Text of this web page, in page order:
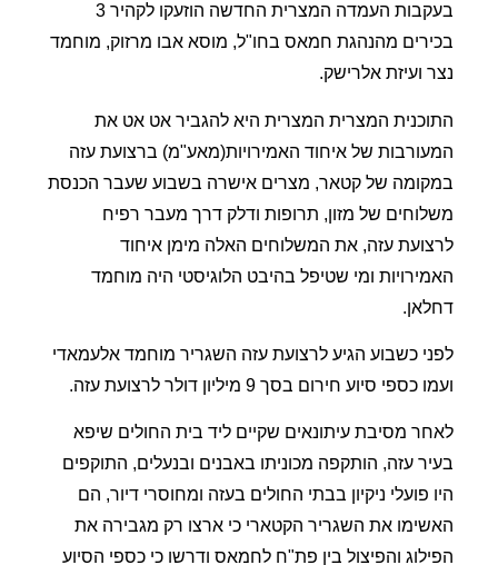
בעקבות העמדה המצרית החדשה הוזעקו לקהיר 3
בכירים מהנהגת חמאס בחו"ל, מוסא אבו מרזוק, מוחמד
נצר ועיזת אלרישק.
התוכנית המצרית המצרית היא להגביר אט אט את
המעורבות של איחוד האמירויות(מאע"מ) ברצועת עזה
במקומה של קטאר, מצרים אישרה בשבוע שעבר הכנסת
משלוחים של מזון, תרופות ודלק דרך מעבר רפיח
לרצועת עזה, את המשלוחים האלה מימן איחוד
האמירויות ומי שטיפל בהיבט הלוגיסטי היה מוחמד
דחלאן.
לפני כשבוע הגיע לרצועת עזה השגריר מוחמד אלעמאדי
ועמו כספי סיוע חירום בסך 9 מיליון דולר לרצועת עזה.
לאחר מסיבת עיתונאים שקיים ליד בית החולים שיפא
בעיר עזה, הותקפה מכוניתו באבנים ובנעלים, התוקפים
היו פועלי ניקיון בבתי החולים בעזה ומחוסרי דיור, הם
האשימו את השגריר הקטארי כי ארצו רק מגבירה את
הפילוג והפיצול בין פת"ח לחמאס ודרשו כי כספי הסיוע